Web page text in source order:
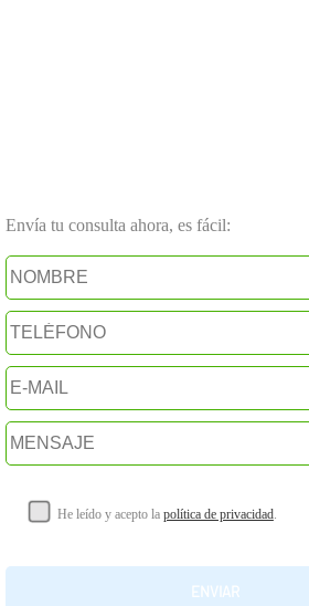
Envía tu consulta ahora, es fácil:
He leído y acepto la política de privacidad.